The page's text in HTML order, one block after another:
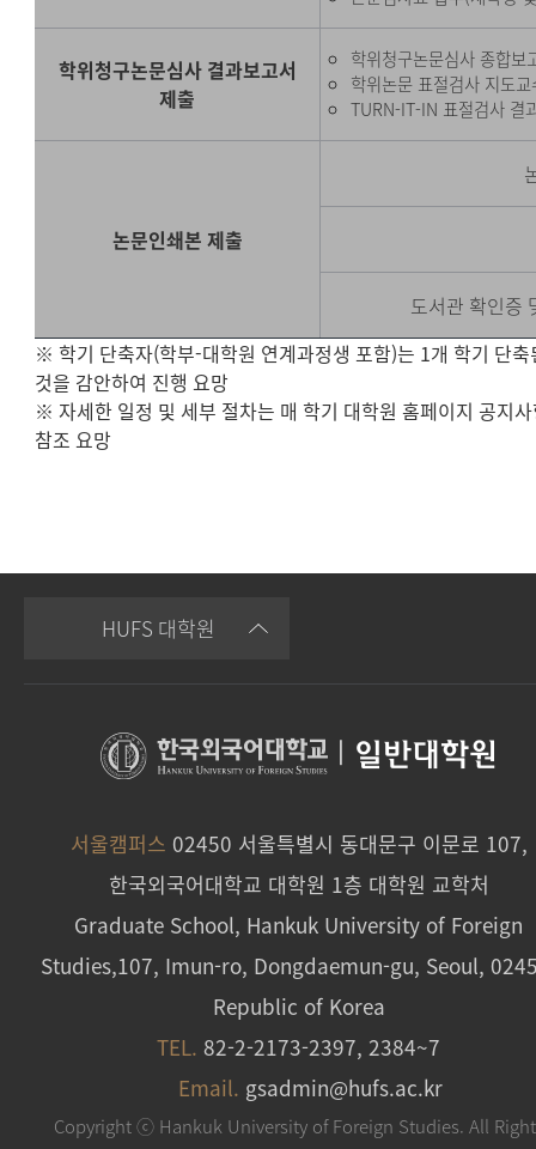
학위청구논문심사 결과보고서
제출
학위청구논문심사 종합보
학위논문 표절검사 지도
TURN-IT-IN 표절검사 결
논문인쇄본 제출
도서관 확인증
※ 학기 단축자(학부-대학원 연계과정생 포함)는 1개 학기 단축
것을 감안하여 진행 요망
※ 자세한 일정 및 세부 절차는 매 학기 대학원 홈페이지 공지
참조 요망
HUFS 대학원
일반대학원
서울캠퍼스 02450 서울특별시 동대문구 이문로 107,
한국외국어대학교 대학원 1층 대학원 교학처
Graduate School, Hankuk University of Foreign
Studies,107, Imun-ro, Dongdaemun-gu, Seoul,
Republic of Korea
TEL. 82-2-2173-2397, 2384~7
Email. gsadmin@hufs.ac.kr
Copyright ⓒ Hankuk University of Foreign Studies. All